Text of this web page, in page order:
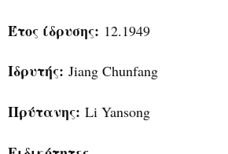
Έτος ίδρυσης: 12.1949
Ιδρυτής: Jiang Chunfang
Πρύτανης: Li Yansong